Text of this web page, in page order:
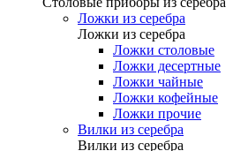
Ложки из серебра
Ложки из серебра
Ложки столовые
Ложки десертные
Ложки чайные
Ложки кофейные
Ложки прочие
Вилки из серебра
Вилки из серебра